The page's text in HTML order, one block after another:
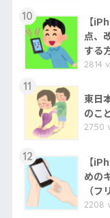
10
【
点、
する
2814
11
東日
のこ
2750
12
【
めの
（フ
2208